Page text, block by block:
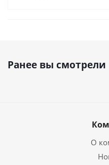
Ранее вы смотрели
О